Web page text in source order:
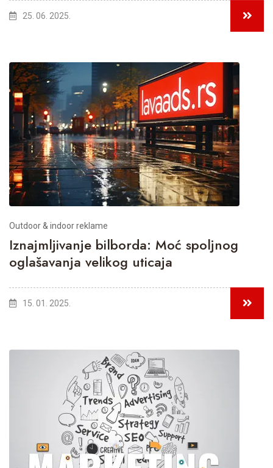
25. 06. 2025.
Outdoor & indoor reklame
Iznajmljivanje bilborda: Moć spoljnog
oglašavanja velikog uticaja
15. 01. 2025.